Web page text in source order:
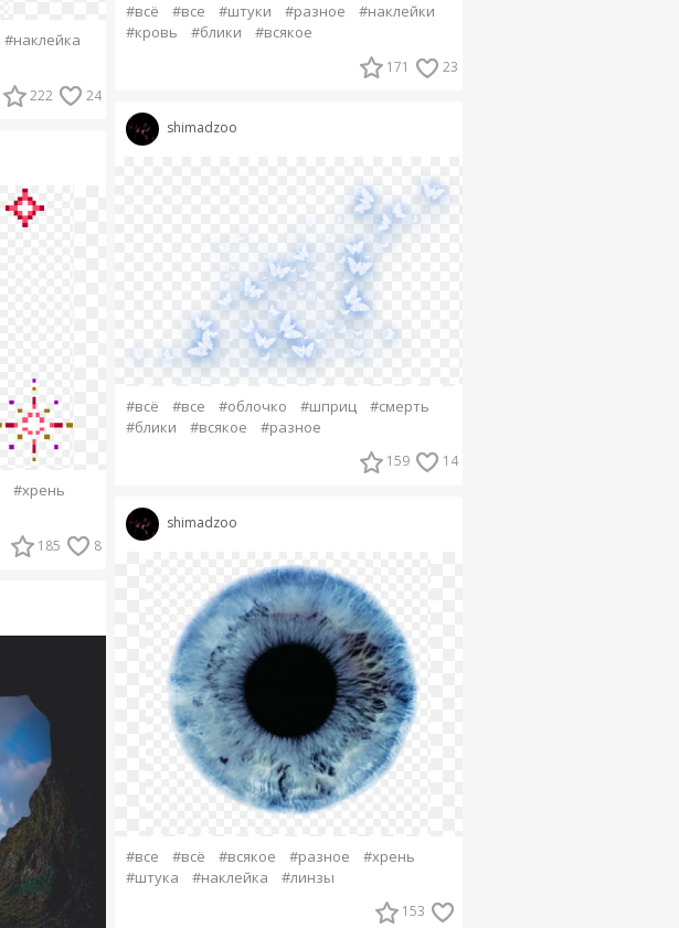
#наклейка
222 24
#хрень
185 8
#всё #все #штуки #разное
#наклейки
#кровь
#блики #всякое
171 23
shimadzoo
#всё #все #облочко #шприц
#смерть
#блики
#всякое #разное
159 14
shimadzoo
#все #всё #всякое #разное
#хрень
#штука
#наклейка #линзы
153